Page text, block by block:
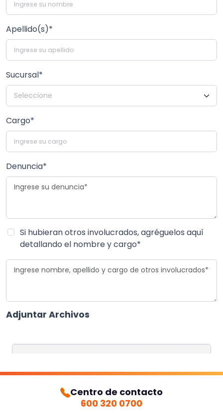
Centro de contacto
600 320 0700